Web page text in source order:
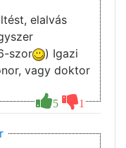
5 1
elalvás
szor
) Igazi
vagy doktor